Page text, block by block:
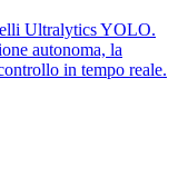
Ultralytics YOLO.
autonoma, la
in tempo reale.